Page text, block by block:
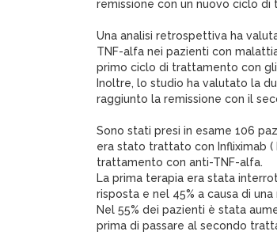
remissione con un nuovo ciclo
Una analisi retrospettiva ha
TNF-alfa nei pazienti con
primo ciclo di trattamento con
Inoltre, lo studio ha valutato la
raggiunto la remissione con il
Sono stati presi in esame 106
era stato trattato con Infliximab (
trattamento con anti-TNF-alfa.
La prima terapia era stata
risposta e nel 45% a causa di
Nel 55% dei pazienti è stata
prima di passare al secondo